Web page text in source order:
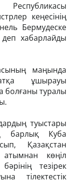
кеңесінің
Бермудеске
хабарлайды
маңында
ұшырауы
болғаны туралы
туыстары
барлық Куба
Қазақстан
көңіл
тезірек
тілектестік